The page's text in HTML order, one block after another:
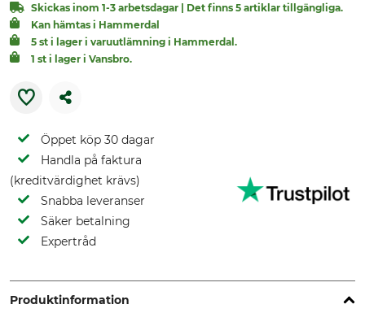
Skickas inom 1-3 arbetsdagar | Det finns 5 artiklar tillgängliga.
Kan hämtas i Hammerdal
5 st i lager i varuutlämning i Hammerdal.
1 st i lager i Vansbro.
Öppet köp 30 dagar
Handla på faktura
(kreditvärdighet krävs)
Snabba leveranser
Säker betalning
Expertråd
Produktinformation